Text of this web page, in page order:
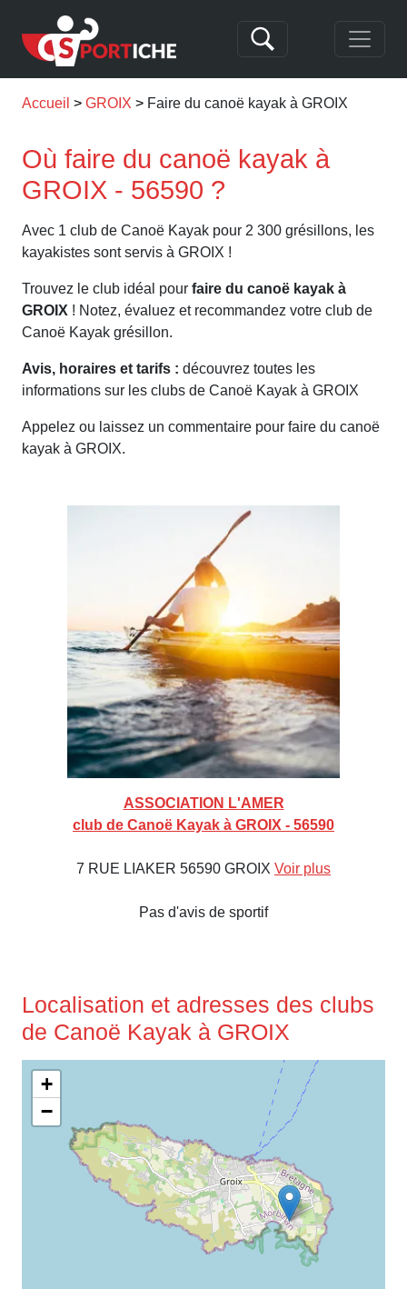
Accueil GROIX Faire du canoë kayak à GROIX
Où faire du canoë kayak à
GROIX - 56590 ?
Avec 1 club de Canoë Kayak pour 2 300 grésillons, les
kayakistes sont servis à GROIX !
Trouvez le club idéal pour faire du canoë kayak à
GROIX ! Notez, évaluez et recommandez votre club de
Canoë Kayak grésillon.
Avis, horaires et tarifs : découvrez toutes les
informations sur les clubs de Canoë Kayak à GROIX
Appelez ou laissez un commentaire pour faire du canoë
kayak à GROIX.
ASSOCIATION L'AMER
club de Canoë Kayak à GROIX - 56590
7 RUE LIAKER 56590 GROIX Voir plus
Pas d'avis de sportif
Localisation et adresses des clubs
de Canoë Kayak à GROIX
+
−